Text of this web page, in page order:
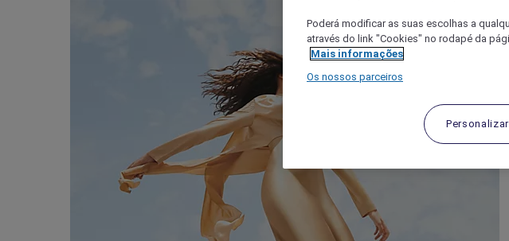
Poderá modificar as suas escolhas a
através do link "Cookies" no rodapé da
Mais informações
Os nossos parceiros
Personalizar